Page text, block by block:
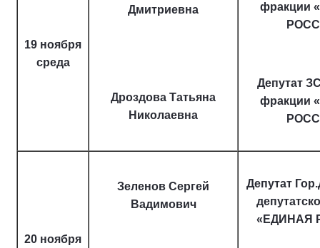
19 ноября
среда
Дмитриевна
Дроздова Татьяна
Николаевна
фракции
Депутат
фракции
20 ноября
Зеленов Сергей
Вадимович
Депутат
«ЕДИНАЯ